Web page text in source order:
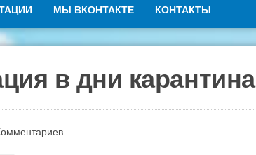
МЫ ВКОНТАКТЕ КОНТАКТЫ
в дни карантина